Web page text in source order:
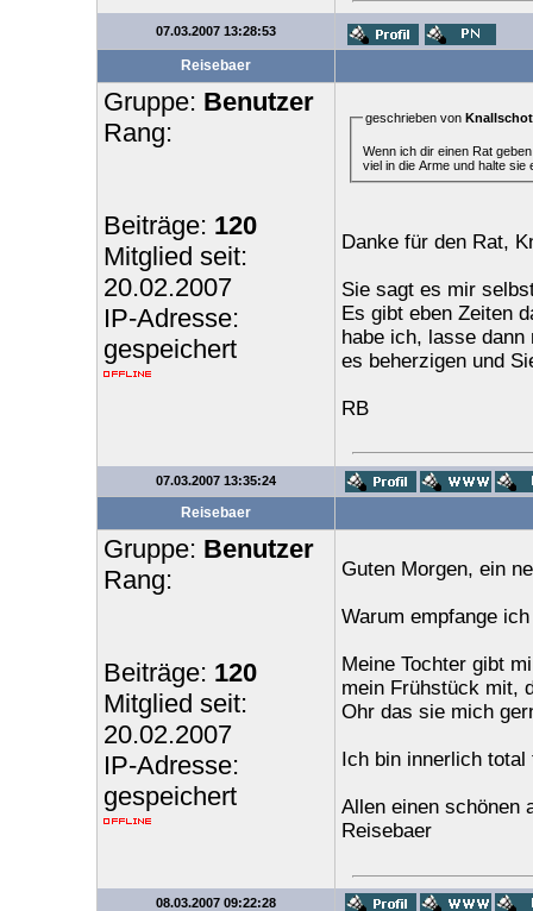
07.03.2007 13:28:53
Reisebaer
Gruppe: Benutzer
Rang:
Beiträge: 120
Mitglied seit:
20.02.2007
IP-Adresse:
gespeichert
geschrieben von
Wenn ich dir einen Rat
viel in die Arme und halte
Danke für den Rat,
Sie sagt es mir
Es gibt eben Zeiten
habe ich, lasse
es beherzigen und
RB
07.03.2007 13:35:24
Reisebaer
Gruppe: Benutzer
Rang:
Beiträge: 120
Mitglied seit:
20.02.2007
IP-Adresse:
gespeichert
Guten Morgen, ein
Warum empfange
Meine Tochter gibt
mein Frühstück mit,
Ohr das sie mich
Ich bin innerlich
Allen einen schönen
Reisebaer
08.03.2007 09:22:28